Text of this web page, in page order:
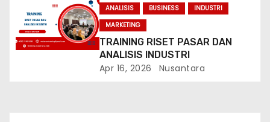
ANALISIS BUSINESS
INDUSTRI
MARKETING
TRAINING RISET PASAR DAN
ANALISIS INDUSTRI
Apr 16, 2026 Nusantara